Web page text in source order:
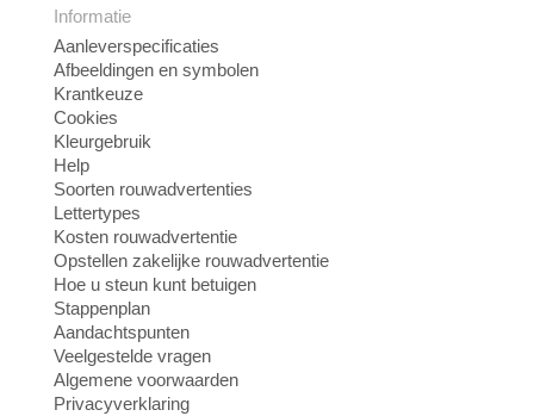
Informatie
Aanleverspecificaties
Afbeeldingen en symbolen
Krantkeuze
Cookies
Kleurgebruik
Help
Soorten rouwadvertenties
Lettertypes
Kosten rouwadvertentie
Opstellen zakelijke rouwadvertentie
Hoe u steun kunt betuigen
Stappenplan
Aandachtspunten
Veelgestelde vragen
Algemene voorwaarden
Privacyverklaring